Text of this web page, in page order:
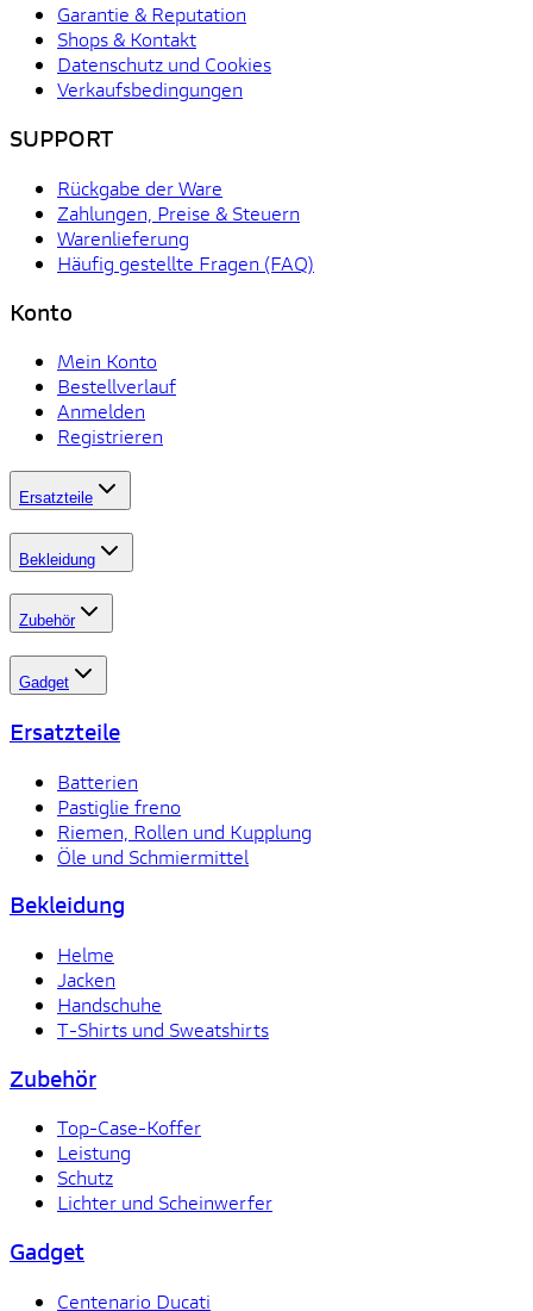
Garantie & Reputation
Shops & Kontakt
Datenschutz und Cookies
Verkaufsbedingungen
SUPPORT
Rückgabe der Ware
Zahlungen, Preise & Steuern
Warenlieferung
Häufig gestellte Fragen (FAQ)
Konto
Mein Konto
Bestellverlauf
Anmelden
Registrieren
Ersatzteile
Bekleidung
Zubehör
Gadget
Ersatzteile
Batterien
Pastiglie freno
Riemen, Rollen und Kupplung
Öle und Schmiermittel
Bekleidung
Helme
Jacken
Handschuhe
T-Shirts und Sweatshirts
Zubehör
Top-Case-Koffer
Leistung
Schutz
Lichter und Scheinwerfer
Gadget
Centenario Ducati